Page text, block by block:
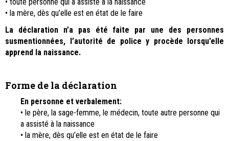
• toute personne qui a assisté à la naissance
• la mère, dès qu’elle est en état de le faire
La déclaration n’a pas été faite par une des personnes
susmentionnées, l’autorité de police y procède lorsqu’elle
apprend la naissance.
Forme de la déclaration
En personne et verbalement:
• le père, la sage-femme, le médecin, toute autre personne qui
a assisté à la naissance
• la mère, dès qu’elle est en état de le faire